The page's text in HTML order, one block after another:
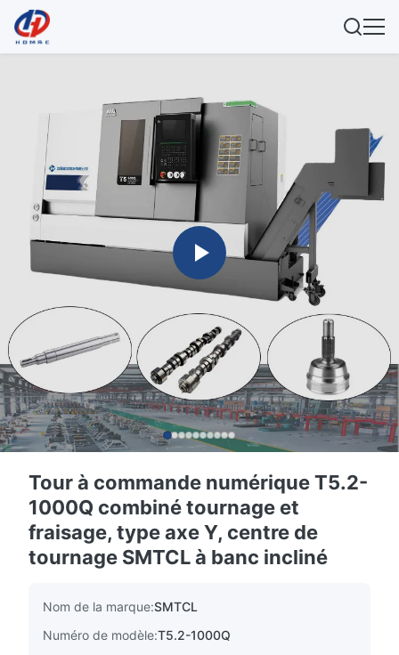
Tour à commande numérique T5.2-
1000Q combiné tournage et
fraisage, type axe Y, centre de
tournage SMTCL à banc incliné
Nom de la marque:SMTCL
Numéro de modèle:T5.2-1000Q